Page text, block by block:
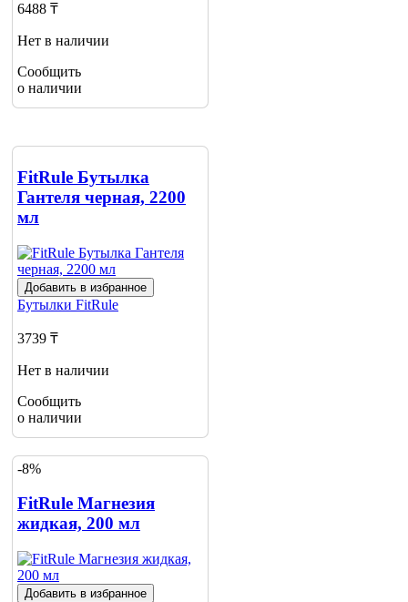
6488 ₸
Нет в наличии
Сообщить
о наличии
FitRule Бутылка
Гантеля черная, 2200
мл
Добавить в избранное
Бутылки FitRule
3739 ₸
Нет в наличии
Сообщить
о наличии
-8%
FitRule Магнезия
жидкая, 200 мл
Добавить в избранное